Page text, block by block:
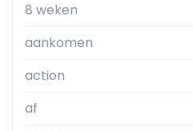
8 weken
aankomen
action
af